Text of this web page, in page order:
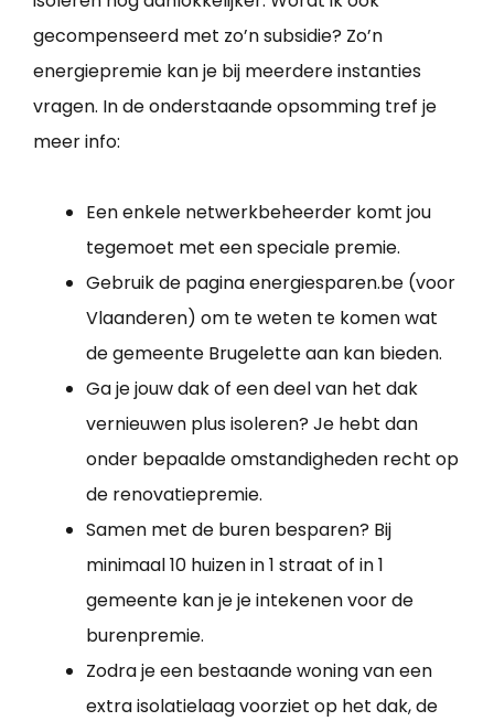
gecompenseerd met zo’n subsidie? Zo’n
energiepremie kan je bij meerdere instanties
vragen. In de onderstaande opsomming tref je
meer info:
Een enkele netwerkbeheerder komt jou
tegemoet met een speciale premie.
Gebruik de pagina energiesparen.be (voor
Vlaanderen) om te weten te komen wat
de gemeente Brugelette aan kan bieden.
Ga je jouw dak of een deel van het dak
vernieuwen plus isoleren? Je hebt dan
onder bepaalde omstandigheden recht op
de renovatiepremie.
Samen met de buren besparen? Bij
minimaal 10 huizen in 1 straat of in 1
gemeente kan je je intekenen voor de
burenpremie.
Zodra je een bestaande woning van een
extra isolatielaag voorziet op het dak, de